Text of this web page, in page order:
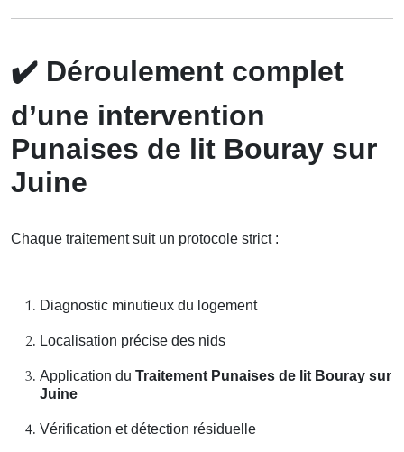
✔️ Déroulement complet
d’une intervention
Punaises de lit Bouray sur
Juine
Chaque traitement suit un protocole strict :
Diagnostic minutieux du logement
Localisation précise des nids
Application du Traitement Punaises de lit Bouray sur
Juine
Vérification et détection résiduelle